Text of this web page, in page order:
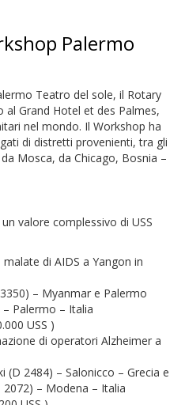
Palermo
Teatro del sole, il Rotary
al Grand Hotel et des Palmes,
nel mondo. Il Workshop ha
di distretti provenienti, tra gli
Mosca, da Chicago, Bosnia –
valore complessivo di USS
di AIDS a Yangon in
– Myanmar e Palermo
Palermo – Italia
USS )
di operatori Alzheimer a
(D 2484) – Salonicco – Grecia e
– Modena – Italia